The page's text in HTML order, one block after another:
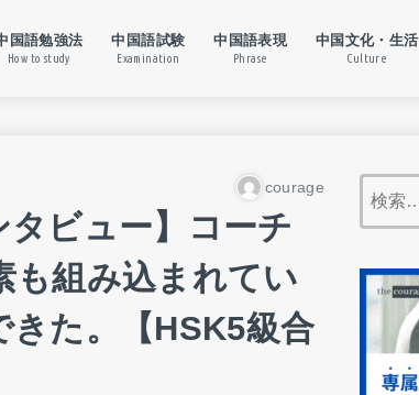
国語勉強法
How to study
中国語試験
Examination
中国語表現
Phrase
中国文化・生活
Culture
courage
タビュー】コーチ
も組み込まれてい
きた。【HSK5級合